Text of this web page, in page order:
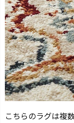
こちらのラグは複